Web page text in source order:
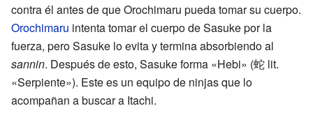
contra él antes de que Orochimaru pueda tomar su cuerpo.
Orochimaru intenta tomar el cuerpo de Sasuke por la
fuerza, pero Sasuke lo evita y termina absorbiendo al
sannin. Después de esto, Sasuke forma «Hebi» (蛇 lit.
«Serpiente»). Este es un equipo de ninjas que lo
acompañan a buscar a Itachi.